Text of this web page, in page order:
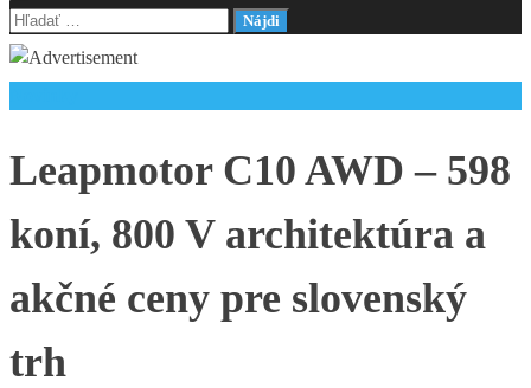
Hľadať:
Leapmotor C10 AWD – 598
koní, 800 V architektúra a
akčné ceny pre slovenský
trh